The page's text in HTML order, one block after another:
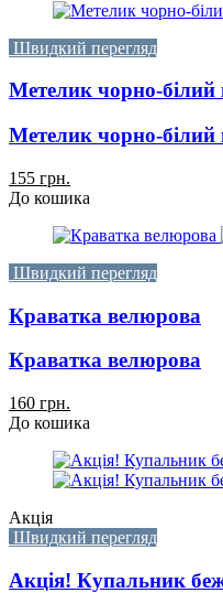
Швидкий перегляд
Метелик чорно-білий
Метелик чорно-білий
155 грн.
До кошика
Швидкий перегляд
Краватка велюрова
Краватка велюрова
160 грн.
До кошика
Акція
Швидкий перегляд
Акція! Купальник